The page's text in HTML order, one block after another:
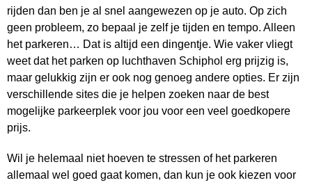
rijden dan ben je al snel aangewezen op je auto. Op zich
geen probleem, zo bepaal je zelf je tijden en tempo. Alleen
het parkeren… Dat is altijd een dingentje. Wie vaker vliegt
weet dat het parken op luchthaven Schiphol erg prijzig is,
maar gelukkig zijn er ook nog genoeg andere opties. Er zijn
verschillende sites die je helpen zoeken naar de best
mogelijke parkeerplek voor jou voor een veel goedkopere
prijs.
Wil je helemaal niet hoeven te stressen of het parkeren
allemaal wel goed gaat komen, dan kun je ook kiezen voor